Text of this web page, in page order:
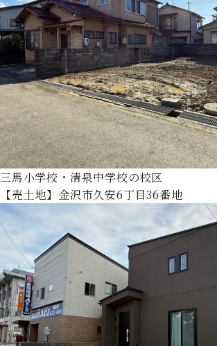
三馬小学校・清泉中学校の校区
【売土地】金沢市久安6丁目36番地